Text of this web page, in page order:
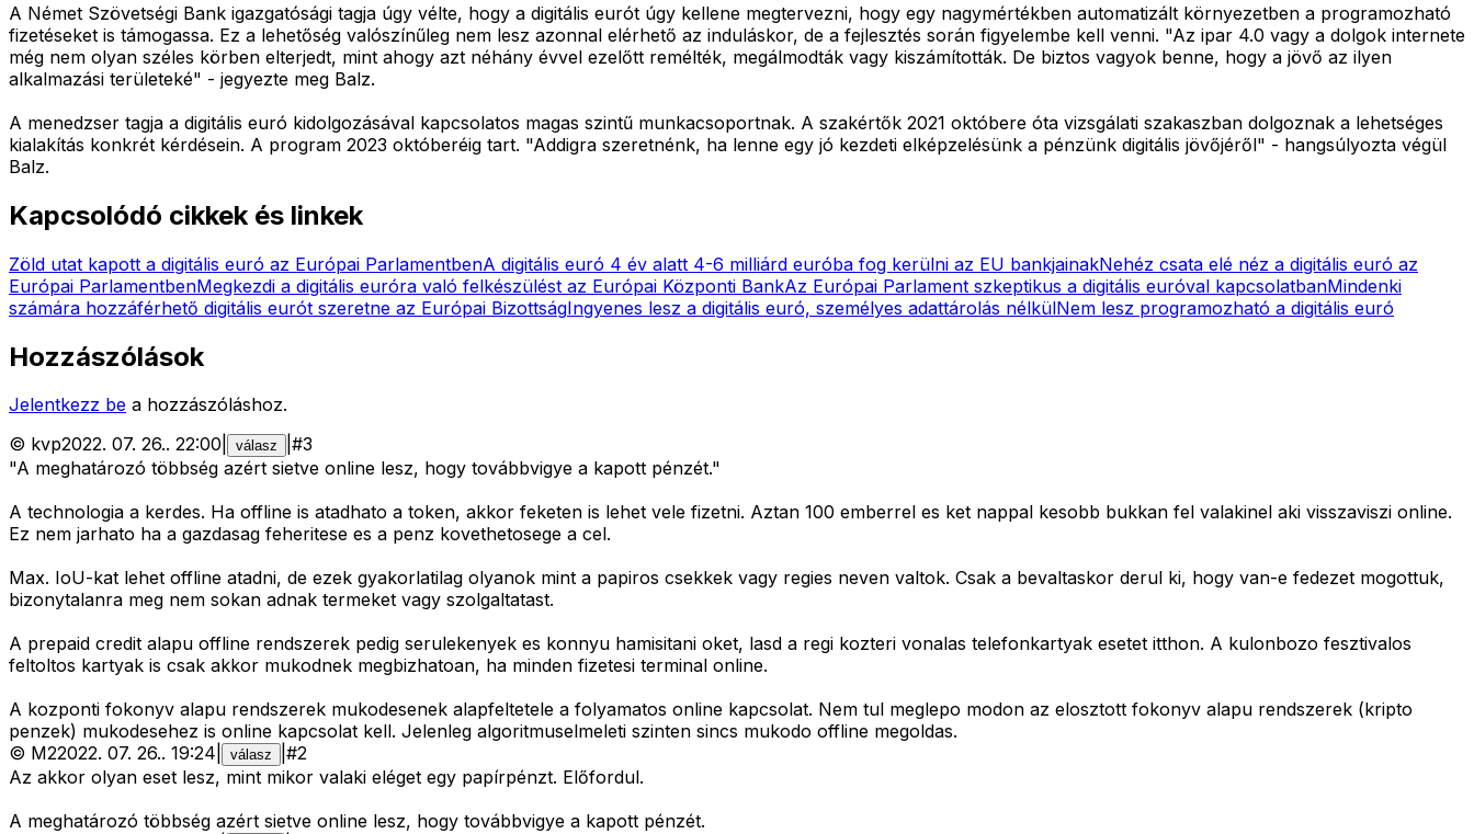
A Német Szövetségi Bank igazgatósági tagja úgy vélte, hogy a digitális eurót úgy kellene megtervezni, hogy egy nagymértékben automatizált környezetben a programozható
fizetéseket is támogassa. Ez a lehetőség valószínűleg nem lesz azonnal elérhető az induláskor, de a fejlesztés során figyelembe kell venni. "Az ipar 4.0 vagy a dolgok internete
még nem olyan széles körben elterjedt, mint ahogy azt néhány évvel ezelőtt remélték, megálmodták vagy kiszámították. De biztos vagyok benne, hogy a jövő az ilyen
alkalmazási területeké" - jegyezte meg Balz.
A menedzser tagja a digitális euró kidolgozásával kapcsolatos magas szintű munkacsoportnak. A szakértők 2021 októbere óta vizsgálati szakaszban dolgoznak a lehetséges
kialakítás konkrét kérdésein. A program 2023 októberéig tart. "Addigra szeretnénk, ha lenne egy jó kezdeti elképzelésünk a pénzünk digitális jövőjéről" - hangsúlyozta végül
Balz.
Kapcsolódó cikkek és linkek
Zöld utat kapott a digitális euró az Európai ParlamentbenA digitális euró 4 év alatt 4-6 milliárd euróba fog kerülni az EU bankjainakNehéz csata elé néz a digitális euró az
Európai ParlamentbenMegkezdi a digitális euróra való felkészülést az Európai Központi BankAz Európai Parlament szkeptikus a digitális euróval kapcsolatbanMindenki
számára hozzáférhető digitális eurót szeretne az Európai BizottságIngyenes lesz a digitális euró, személyes adattárolás nélkülNem lesz programozható a digitális euró
Hozzászólások
Jelentkezz be a hozzászóláshoz.
© kvp2022. 07. 26.. 22:00 válasz #3
"A meghatározó többség azért sietve online lesz, hogy továbbvigye a kapott pénzét."
A technologia a kerdes. Ha offline is atadhato a token, akkor feketen is lehet vele fizetni. Aztan 100 emberrel es ket nappal kesobb bukkan fel valakinel aki visszaviszi online.
Ez nem jarhato ha a gazdasag feheritese es a penz kovethetosege a cel.
Max. IoU-kat lehet offline atadni, de ezek gyakorlatilag olyanok mint a papiros csekkek vagy regies neven valtok. Csak a bevaltaskor derul ki, hogy van-e fedezet mogottuk,
bizonytalanra meg nem sokan adnak termeket vagy szolgaltatast.
A prepaid credit alapu offline rendszerek pedig serulekenyek es konnyu hamisitani oket, lasd a regi kozteri vonalas telefonkartyak esetet itthon. A kulonbozo fesztivalos
feltoltos kartyak is csak akkor mukodnek megbizhatoan, ha minden fizetesi terminal online.
A kozponti fokonyv alapu rendszerek mukodesenek alapfeltetele a folyamatos online kapcsolat. Nem tul meglepo modon az elosztott fokonyv alapu rendszerek (kripto
penzek) mukodesehez is online kapcsolat kell. Jelenleg algoritmuselmeleti szinten sincs mukodo offline megoldas.
© M22022. 07. 26.. 19:24 válasz #2
Az akkor olyan eset lesz, mint mikor valaki eléget egy papírpénzt. Előfordul.
A meghatározó többség azért sietve online lesz, hogy továbbvigye a kapott pénzét.